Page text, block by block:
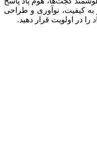
کیفیت، نوآوری و طراحی
را در اولویت قرار دهید.